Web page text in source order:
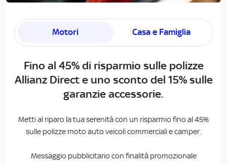
Motori Casa e Famiglia
Fino al 45% di risparmio sulle polizze
Allianz Direct e uno​ sconto del 15% sulle
garanzie accessorie.​
Metti al riparo la tua serenità con un risparmio fino al 45%
sulle polizze moto auto veicoli commerciali e camper.
​ ​Messaggio pubblicitario con finalità promozionale​